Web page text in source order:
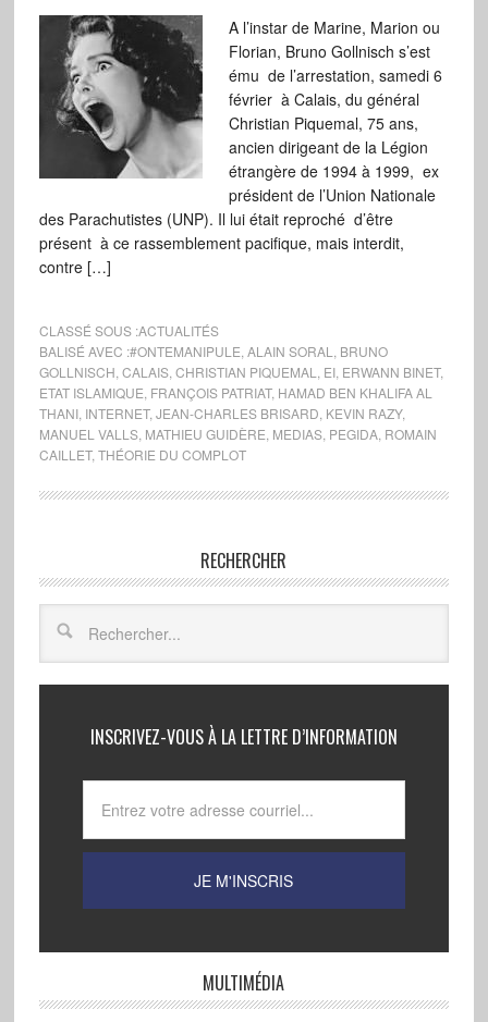
A l’instar de Marine, Marion ou
Florian, Bruno Gollnisch s’est
ému de l’arrestation, samedi 6
février à Calais, du général
Christian Piquemal, 75 ans,
ancien dirigeant de la Légion
étrangère de 1994 à 1999, ex
président de l’Union Nationale
des Parachutistes (UNP). Il lui était reproché d’être
présent à ce rassemblement pacifique, mais interdit,
contre […]
CLASSÉ SOUS :ACTUALITÉS
BALISÉ AVEC :#ONTEMANIPULE ALAIN SORAL
BRUNO
GOLLNISCH CALAIS, CHRISTIAN PIQUEMAL EI, ERWANN BINET,
ETAT ISLAMIQUE FRANÇOIS PATRIAT, HAMAD BEN KHALIFA AL
THANI, INTERNET, JEAN-CHARLES BRISARD KEVIN RAZY,
MANUEL VALLS, MATHIEU GUIDÈRE MEDIAS, PEGIDA, ROMAIN
CAILLET, THÉORIE DU COMPLOT
RECHERCHER
INSCRIVEZ-VOUS À LA LETTRE D’INFORMATION
MULTIMÉDIA